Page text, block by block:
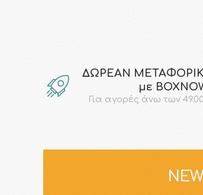
ΔΩΡΕΑΝ
με
Για αγορές άνω των